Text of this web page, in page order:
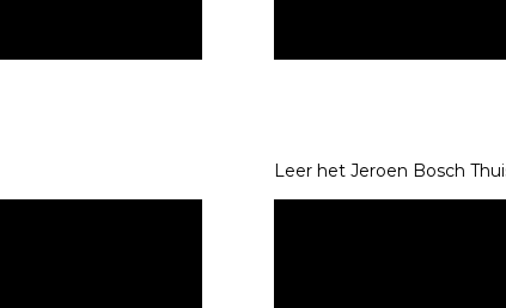
Leer het Jeroen Bosch